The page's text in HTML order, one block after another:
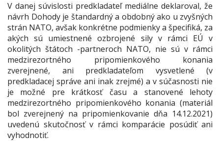
V danej súvislosti predkladateľ mediálne deklaroval, že
návrh Dohody je štandardný a obdobný ako u zvyšných
strán NATO, avšak konkrétne podmienky a špecifiká, za
akých sú umiestnené ozbrojené sily v rámci EÚ v
okolitých štátoch -partneroch NATO, nie sú v rámci
medzirezortného pripomienkového konania
zverejnené, ani predkladateľom vysvetlené (v
predkladacej správe ani inak zrejmé) a v súčasnosti nie
je možné pre krátkosť času a stanovené lehoty
medzirezortného pripomienkového konania (materiál
bol zverejnený na pripomienkovanie dňa 14.12.2021)
uvedenú skutočnosť v rámci komparácie posúdiť ani
vyhodnotiť.